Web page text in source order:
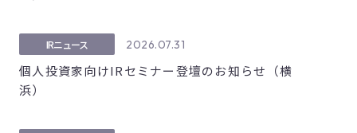
2026.07.31
IRニュース
個人投資家向けIRセミナー登壇のお知らせ（横
浜）